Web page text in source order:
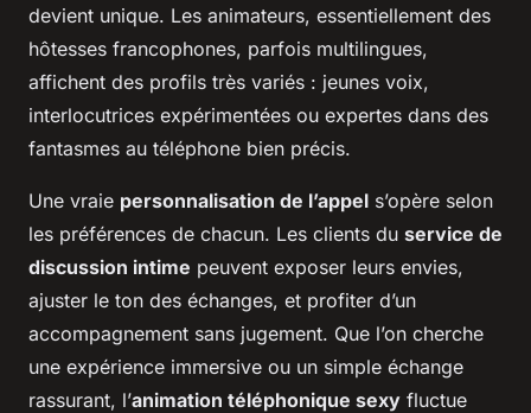
devient unique. Les animateurs, essentiellement des
hôtesses francophones, parfois multilingues,
affichent des profils très variés : jeunes voix,
interlocutrices expérimentées ou expertes dans des
fantasmes au téléphone bien précis.
Une vraie personnalisation de l’appel s’opère selon
les préférences de chacun. Les clients du service de
discussion intime peuvent exposer leurs envies,
ajuster le ton des échanges, et profiter d’un
accompagnement sans jugement. Que l’on cherche
une expérience immersive ou un simple échange
rassurant, l’animation téléphonique sexy fluctue